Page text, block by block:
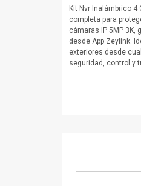
Kit Nvr Inalámbrico 4
completa para
cámaras IP 5MP
desde App Zeylink.
exteriores desde
seguridad, control y